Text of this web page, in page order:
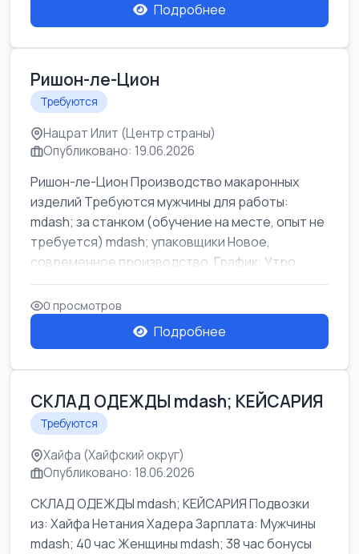
Подробнее
Ришон-ле-Цион
Требуются
Нацрат Илит (Центр страны)
Опубликовано: 19.06.2026
Ришон-ле-Цион Производство макаронных
изделий Требуются мужчины для работы:
mdash; за станком (обучение на месте, опыт не
требуется) mdash; упаковщики Новое,
современное производство. График: Утро
mda...
0 просмотров
Подробнее
СКЛАД ОДЕЖДЫ mdash; КЕЙСАРИЯ
Требуются
Хайфа (Хайфский округ)
Опубликовано: 18.06.2026
СКЛАД ОДЕЖДЫ mdash; КЕЙСАРИЯ Подвозки
из: Хайфа Нетания Хадера Зарплата: Мужчины
mdash; 40 час Женщины mdash; 38 час бонусы